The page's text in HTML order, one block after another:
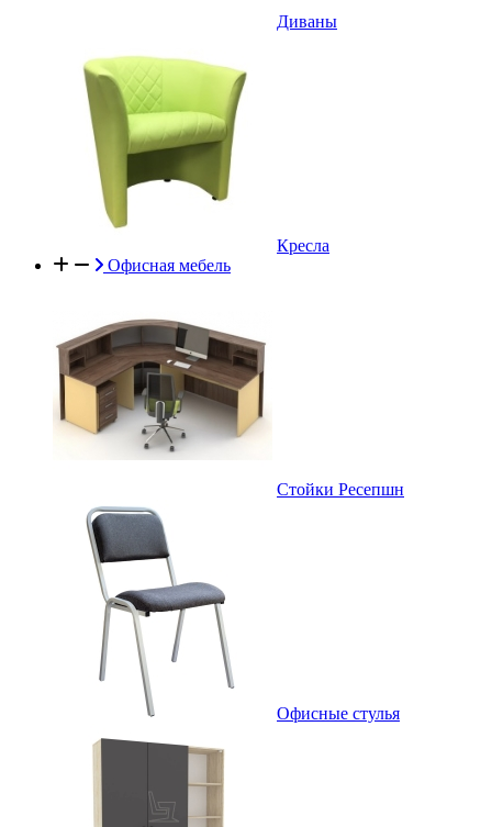
Диваны
Кресла
Офисная мебель
Стойки Ресепшн
Офисные стулья